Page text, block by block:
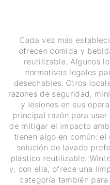
Cada vez más
ofrecen comida y
reutilizable. Algunos
normativas legales
desechables. Otros
razones de seguridad,
y lesiones en sus
principal razón para
de mitigar el impacto
tienen algo en común:
solución de lavado
plástico reutilizable.
y, con ella, ofrece una
categoría también